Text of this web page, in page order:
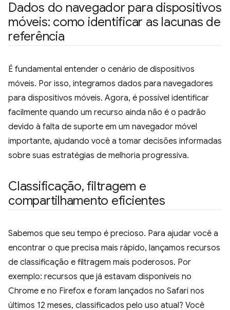
Dados do navegador para dispositivos
móveis: como identificar as lacunas de
referência
É fundamental entender o cenário de dispositivos
móveis. Por isso, integramos dados para navegadores
para dispositivos móveis. Agora, é possível identificar
facilmente quando um recurso ainda não é o padrão
devido à falta de suporte em um navegador móvel
importante, ajudando você a tomar decisões informadas
sobre suas estratégias de melhoria progressiva.
Classificação, filtragem e
compartilhamento eficientes
Sabemos que seu tempo é precioso. Para ajudar você a
encontrar o que precisa mais rápido, lançamos recursos
de classificação e filtragem mais poderosos. Por
exemplo: recursos que já estavam disponíveis no
Chrome e no Firefox e foram lançados no Safari nos
últimos 12 meses, classificados pelo uso atual? Você